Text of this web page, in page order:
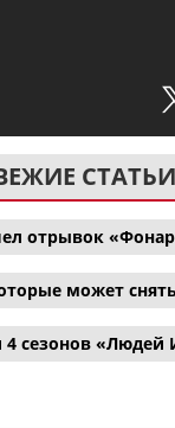
СТАТЬИ
отрывок
может
сезонов «Людей